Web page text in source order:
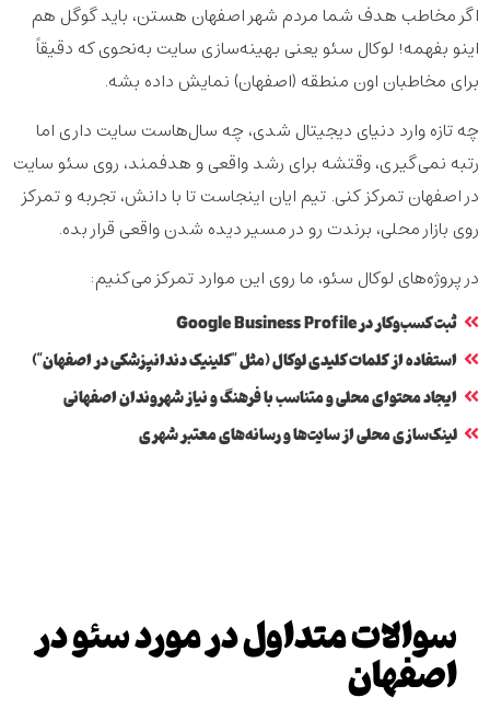
اگر مخاطب هدف شما مردم شهر اصفهان هستن، باید گوگل هم
اینو بفهمه! لوکال سئویعنی بهینه‌سازی سایت به‌نحوی که دقیقاً
برای مخاطبان اون منطقه (اصفهان) نمایش داده بشه.
چه تازه وارد دنیای دیجیتال شدی، چه سال‌هاست سایت داری اما
رتبه نمی‌گیری، وقتشه برای رشد واقعی و هدفمند، روی سئو سایت
در اصفهانتمرکز کنی. تیم ایان اینجاست تا با دانش، تجربه و تمرکز
روی بازار محلی، برندت رو در مسیر دیده شدن واقعی قرار بده.
در پروژه‌های لوکال سئو، ما روی این موارد تمرکز می‌کنیم:
ثبت کسب‌وکار در Google Business Profile
استفاده از کلمات کلیدی لوکال (مثل "کلینیک دندانپزشکی در اصفهان")
ایجاد محتوای محلی و متناسب با فرهنگ و نیاز شهروندان اصفهانی
لینک‌سازی محلی از سایت‌ها و رسانه‌های معتبر شهری
سوالات متداول در مورد سئو در
اصفهان